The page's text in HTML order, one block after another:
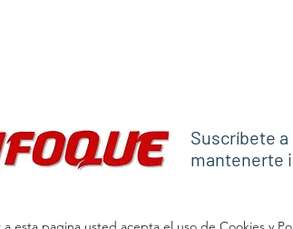
#salsomanos #salsacubana #salsabaul
Suscríbete
mantenerte